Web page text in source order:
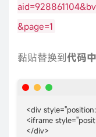
&page=1
黏贴替换到代码中
<div
<iframe
</div>